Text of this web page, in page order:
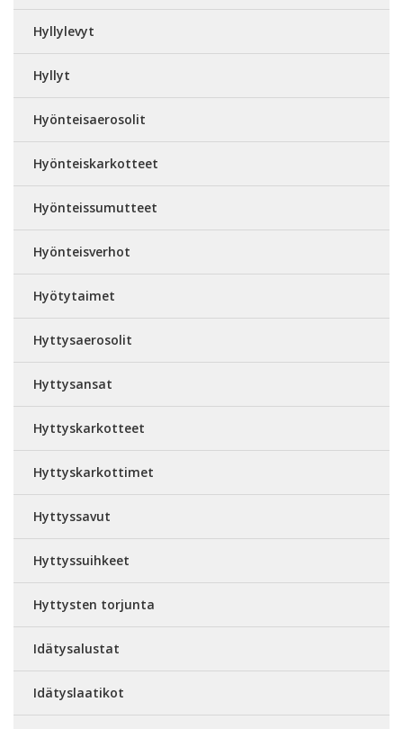
Hyllylevyt
Hyllyt
Hyönteisaerosolit
Hyönteiskarkotteet
Hyönteissumutteet
Hyönteisverhot
Hyötytaimet
Hyttysaerosolit
Hyttysansat
Hyttyskarkotteet
Hyttyskarkottimet
Hyttyssavut
Hyttyssuihkeet
Hyttysten torjunta
Idätysalustat
Idätyslaatikot